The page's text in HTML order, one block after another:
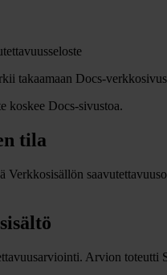
takaamaan Docs-
koskee Docs-sivustoa.
tila
Verkkosisällön
Arvion toteutti